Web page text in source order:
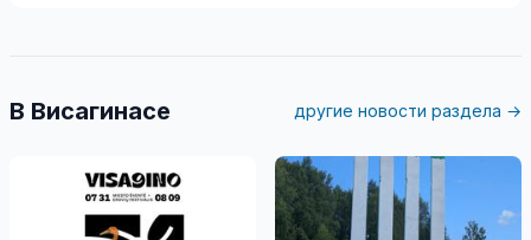
В Висагинасе другие новости раздела →